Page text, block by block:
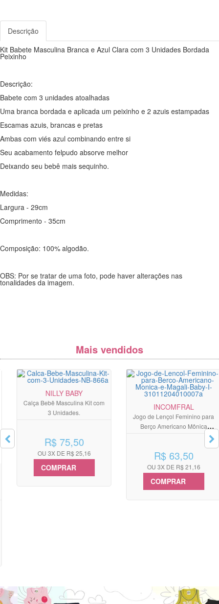
Descrição
Kit Babete Masculina Branca e Azul Clara com 3 Unidades Bordada
Peixinho
Descrição:
Babete com 3 unidades atoalhadas
Uma branca bordada e aplicada um peixinho e 2 azuis estampadas
Escamas azuis, brancas e pretas
Ambas com viés azul combinando entre si
Seu acabamento felpudo absorve melhor
Deixando seu bebê mais sequinho.
Medidas:
Largura - 29cm
Comprimento - 35cm
Composição: 100% algodão.
OBS: Por se tratar de uma foto, pode haver alterações nas
tonalidades da imagem.
Mais vendidos
NILLY BABY
Calça Bebê Masculina Kit com
3 Unidades.
R$ 75,50
OU 3X DE R$ 25,16
COMPRAR
INCOMFRAL
Jogo de Lençol Feminino para
Berço Americano Mônica
R$ 63,50
OU 3X DE R$ 21,16
COMPRAR